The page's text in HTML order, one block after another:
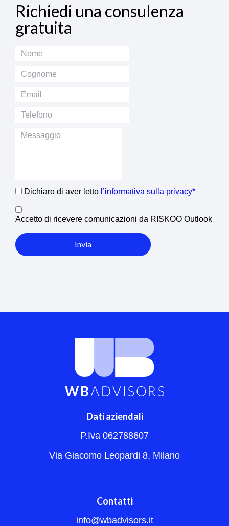
Richiedi una consulenza
gratuita
Dichiaro di aver letto l’informativa sulla privacy*
Accetto di ricevere comunicazioni da RISKOO Outlook
Invia
Dati aziendali
P.Iva 062788607
Via Giacomo Leopardi 8, Milano
Contatti
info@wbadvisors.it